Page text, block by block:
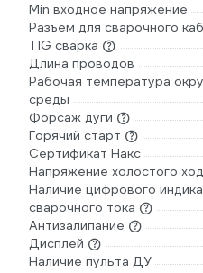
Min входное напряжение
Разъем для сварочного
TIG сварка
Длина проводов
Рабочая температура
среды
Форсаж дуги
Горячий старт
Сертификат Накс
Напряжение холостого
Наличие цифрового
сварочного тока
Антизалипание
Дисплей
Наличие пульта ДУ